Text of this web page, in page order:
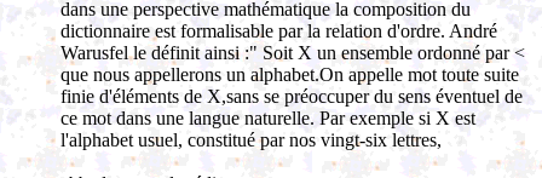
dans une perspective mathématique la composition du
dictionnaire est formalisable par la relation d'ordre. André
Warusfel le définit ainsi :" Soit X un ensemble ordonné par <
que nous appellerons un alphabet.On appelle mot toute suite
finie d'éléments de X,sans se préoccuper du sens éventuel de
ce mot dans une langue naturelle. Par exemple si X est
l'alphabet usuel, constitué par nos vingt-six lettres,